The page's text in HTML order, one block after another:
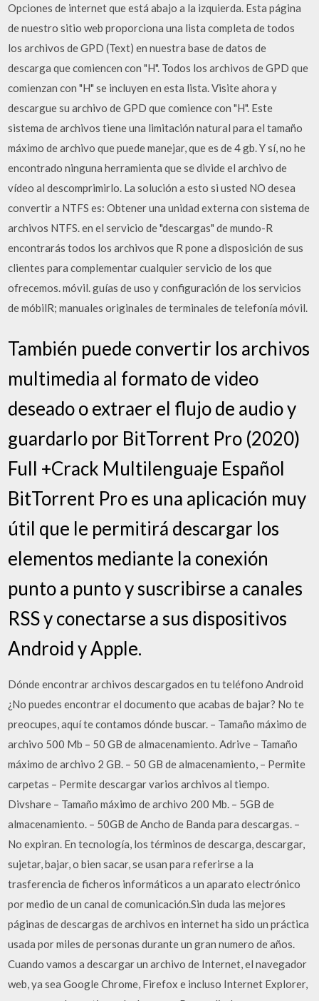
Opciones de internet que está abajo a la izquierda. Esta página
de nuestro sitio web proporciona una lista completa de todos
los archivos de GPD (Text) en nuestra base de datos de
descarga que comiencen con "H". Todos los archivos de GPD que
comienzan con "H" se incluyen en esta lista. Visite ahora y
descargue su archivo de GPD que comience con "H". Este
sistema de archivos tiene una limitación natural para el tamaño
máximo de archivo que puede manejar, que es de 4 gb. Y sí, no he
encontrado ninguna herramienta que se divide el archivo de
vídeo al descomprimirlo. La solución a esto si usted NO desea
convertir a NTFS es: Obtener una unidad externa con sistema de
archivos NTFS. en el servicio de "descargas" de mundo-R
encontrarás todos los archivos que R pone a disposición de sus
clientes para complementar cualquier servicio de los que
ofrecemos. móvil. guías de uso y configuración de los servicios
de móbilR; manuales originales de terminales de telefonía móvil.
También puede convertir los archivos
multimedia al formato de video
deseado o extraer el flujo de audio y
guardarlo por BitTorrent Pro (2020)
Full +Crack Multilenguaje Español
BitTorrent Pro es una aplicación muy
útil que le permitirá descargar los
elementos mediante la conexión
punto a punto y suscribirse a canales
RSS y conectarse a sus dispositivos
Android y Apple.
Dónde encontrar archivos descargados en tu teléfono Android
¿No puedes encontrar el documento que acabas de bajar? No te
preocupes, aquí te contamos dónde buscar. – Tamaño máximo de
archivo 500 Mb – 50 GB de almacenamiento. Adrive – Tamaño
máximo de archivo 2 GB. – 50 GB de almacenamiento, – Permite
carpetas – Permite descargar varios archivos al tiempo.
Divshare – Tamaño máximo de archivo 200 Mb. – 5GB de
almacenamiento. – 50GB de Ancho de Banda para descargas. –
No expiran. En tecnología, los términos de descarga, descargar,
sujetar, bajar, o bien sacar, se usan para referirse a la
trasferencia de ficheros informáticos a un aparato electrónico
por medio de un canal de comunicación.Sin duda las mejores
páginas de descargas de archivos en internet ha sido un práctica
usada por miles de personas durante un gran numero de años.
Cuando vamos a descargar un archivo de Internet, el navegador
web, ya sea Google Chrome, Firefox e incluso Internet Explorer,